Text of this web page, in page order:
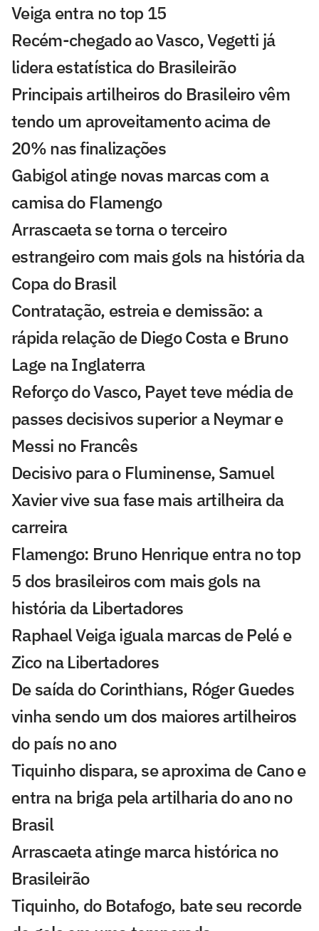
Veiga entra no top 15
Recém-chegado ao Vasco, Vegetti já
lidera estatística do Brasileirão
Principais artilheiros do Brasileiro vêm
tendo um aproveitamento acima de
20% nas finalizações
Gabigol atinge novas marcas com a
camisa do Flamengo
Arrascaeta se torna o terceiro
estrangeiro com mais gols na história da
Copa do Brasil
Contratação, estreia e demissão: a
rápida relação de Diego Costa e Bruno
Lage na Inglaterra
Reforço do Vasco, Payet teve média de
passes decisivos superior a Neymar e
Messi no Francês
Decisivo para o Fluminense, Samuel
Xavier vive sua fase mais artilheira da
carreira
Flamengo: Bruno Henrique entra no top
5 dos brasileiros com mais gols na
história da Libertadores
Raphael Veiga iguala marcas de Pelé e
Zico na Libertadores
De saída do Corinthians, Róger Guedes
vinha sendo um dos maiores artilheiros
do país no ano
Tiquinho dispara, se aproxima de Cano e
entra na briga pela artilharia do ano no
Brasil
Arrascaeta atinge marca histórica no
Brasileirão
Tiquinho, do Botafogo, bate seu recorde